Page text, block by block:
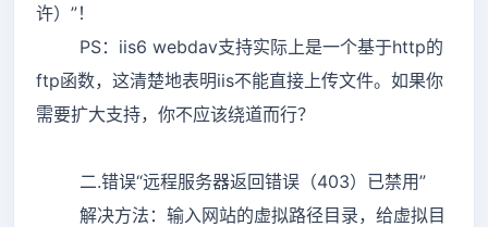
许）”！
PS：iis6 webdav支持实际上是一个基于http的
ftp函数，这清楚地表明iis不能直接上传文件。如果你
需要扩大支持，你不应该绕道而行？
二.错误“远程服务器返回错误（403）已禁用”
解决方法：输入网站的虚拟路径目录，给虚拟目